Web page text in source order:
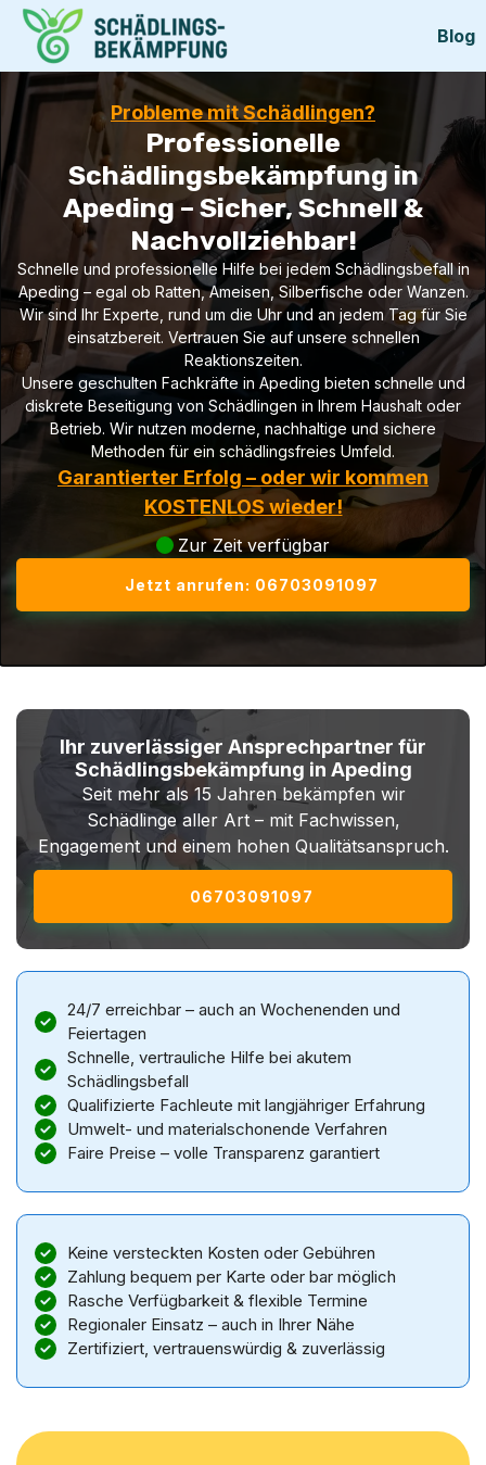
Blog
Probleme mit Schädlingen?
Professionelle
Schädlingsbekämpfung in
Apeding – Sicher, Schnell &
Nachvollziehbar!
Schnelle und professionelle Hilfe bei jedem Schädlingsbefall in
Apeding – egal ob Ratten, Ameisen, Silberfische oder Wanzen.
Wir sind Ihr Experte, rund um die Uhr und an jedem Tag für Sie
einsatzbereit. Vertrauen Sie auf unsere schnellen
Reaktionszeiten.
Unsere geschulten Fachkräfte in Apeding bieten schnelle und
diskrete Beseitigung von Schädlingen in Ihrem Haushalt oder
Betrieb. Wir nutzen moderne, nachhaltige und sichere
Methoden für ein schädlingsfreies Umfeld.
Garantierter Erfolg – oder wir kommen
KOSTENLOS wieder!
Zur Zeit verfügbar
Jetzt anrufen: 06703091097
Ihr zuverlässiger Ansprechpartner für
Schädlingsbekämpfung in Apeding
Seit mehr als 15 Jahren bekämpfen wir
Schädlinge aller Art – mit Fachwissen,
Engagement und einem hohen Qualitätsanspruch.
06703091097
24/7 erreichbar – auch an Wochenenden und
Feiertagen
Schnelle, vertrauliche Hilfe bei akutem
Schädlingsbefall
Qualifizierte Fachleute mit langjähriger Erfahrung
Umwelt- und materialschonende Verfahren
Faire Preise – volle Transparenz garantiert
Keine versteckten Kosten oder Gebühren
Zahlung bequem per Karte oder bar möglich
Rasche Verfügbarkeit & flexible Termine
Regionaler Einsatz – auch in Ihrer Nähe
Zertifiziert, vertrauenswürdig & zuverlässig